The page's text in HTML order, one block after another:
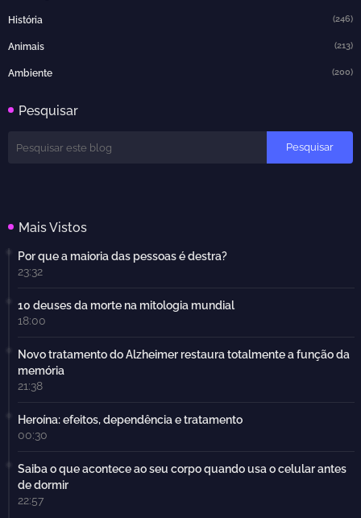
História (246)
Animais (213)
Ambiente (200)
Pesquisar
Mais Vistos
Por que a maioria das pessoas é destra?
23:32
10 deuses da morte na mitologia mundial
18:00
Novo tratamento do Alzheimer restaura totalmente a função da
memória
21:38
Heroína: efeitos, dependência e tratamento
00:30
Saiba o que acontece ao seu corpo quando usa o celular antes
de dormir
22:57